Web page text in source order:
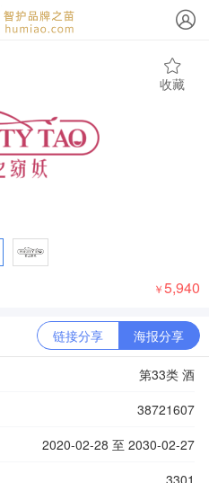
收藏
￥5,940
链接分享 海报分享
第33类 酒
38721607
2020-02-28 至 2030-02-27
3301